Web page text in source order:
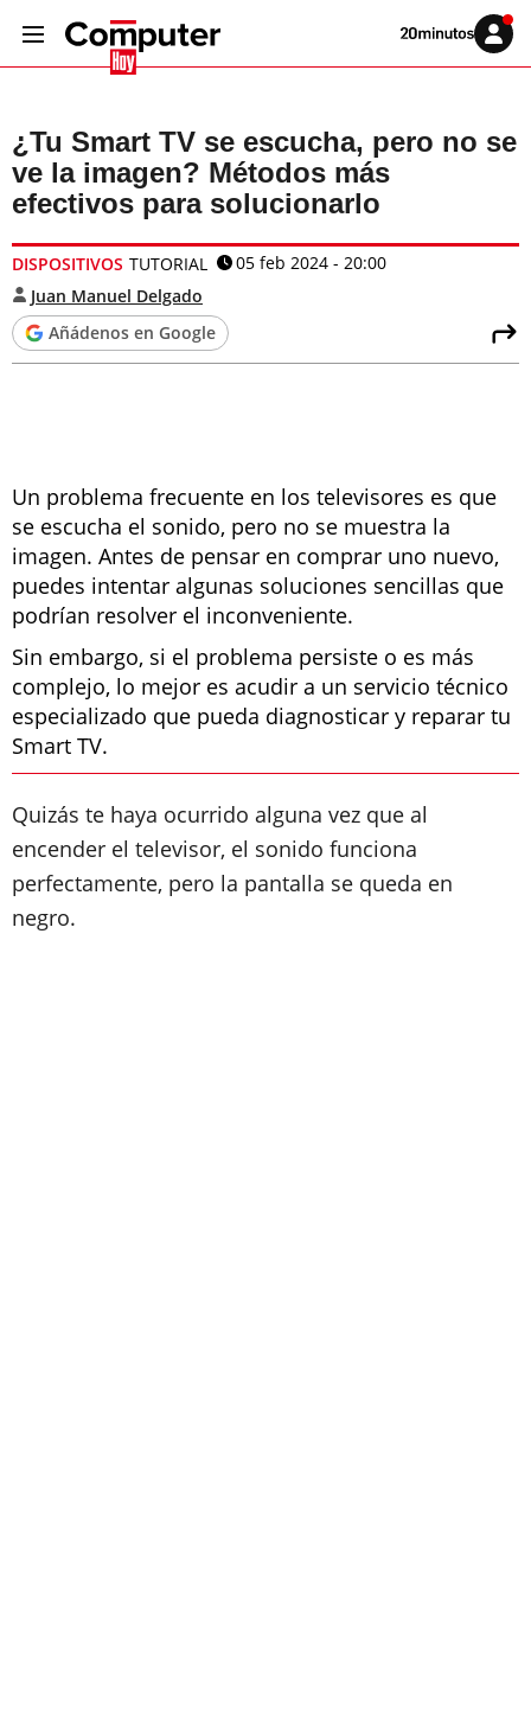
Volver
Iniciar
sesión
¿Tu Smart TV se escucha, pero no se
ve la imagen? Métodos más
efectivos para solucionarlo
DISPOSITIVOS TUTORIAL
05 feb 2024 - 20:00
Juan Manuel Delgado
Añádenos en Google
Un problema frecuente en los televisores es que
se escucha el sonido, pero no se muestra la
imagen. Antes de pensar en comprar uno nuevo,
puedes intentar algunas soluciones sencillas que
podrían resolver el inconveniente.
Sin embargo, si el problema persiste o es más
complejo, lo mejor es acudir a un servicio técnico
especializado que pueda diagnosticar y reparar tu
Smart TV.
Quizás te haya ocurrido alguna vez que al
encender el televisor, el sonido funciona
perfectamente, pero la pantalla se queda en
negro.